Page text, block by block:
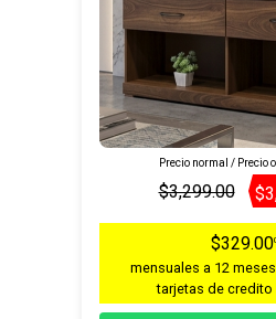
Precio normal / Precio
$3,299.00
$329.00
mensuales a 12
tarjetas de credito